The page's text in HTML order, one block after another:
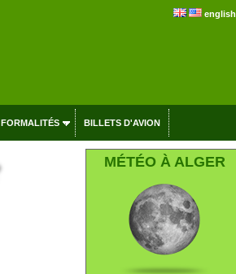
english
FORMALITÉS BILLETS D'AVION
MÉTÉO À ALGER